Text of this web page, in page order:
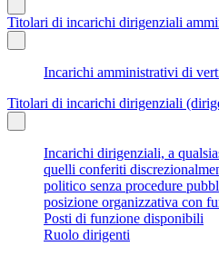
Titolari di incarichi dirigenziali
Incarichi amministrativi di
Titolari di incarichi dirigenziali
Incarichi dirigenziali, a
quelli conferiti
politico senza procedure
posizione organizzativa con
Posti di funzione disponibili
Ruolo dirigenti